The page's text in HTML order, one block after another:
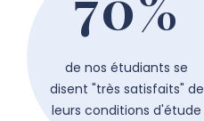
de nos étudiants se
disent "très satisfaits" de
leurs conditions d'étude